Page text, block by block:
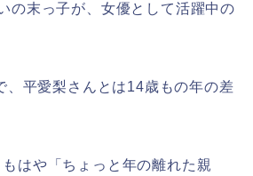
の末っ子が、女優として活躍中の
、平愛梨さんとは14歳もの年の差
はや「ちょっと年の離れた親